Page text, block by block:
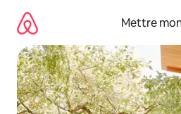
directement
contenu
Mettre